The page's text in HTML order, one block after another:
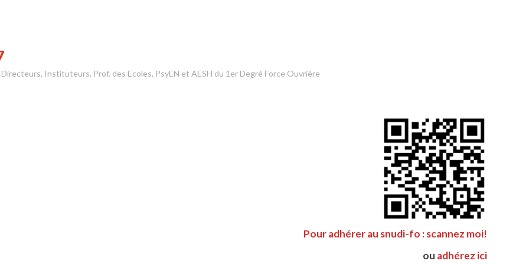
Instituteurs, Prof. des Ecoles, PsyEN et AESH du 1er Degré Force Ouvrière
Pour adhérer au snudi-fo : scannez moi!
ou adhérez ici